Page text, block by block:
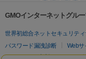
GMOインターネットグル
世界初総合ネットセキュリテ
パスワード漏洩診断
Webサ
セキュリティ相談AIチャットボ